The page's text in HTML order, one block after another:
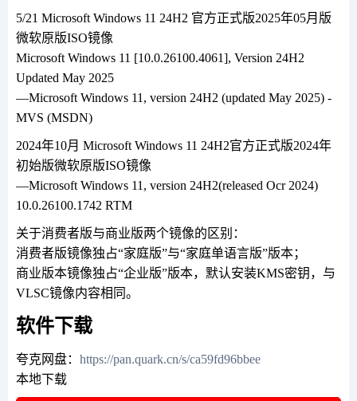
5/21 Microsoft Windows 11 24H2 官方正式版2025年05月版
微软原版ISO镜像
Microsoft Windows 11 [10.0.26100.4061], Version 24H2
Updated May 2025
—Microsoft Windows 11, version 24H2 (updated May 2025) -
MVS (MSDN)
2024年10月 Microsoft Windows 11 24H2官方正式版2024年
初始版微软原版ISO镜像
—Microsoft Windows 11, version 24H2(released Ocr 2024)
10.0.26100.1742 RTM
关于消费者版与商业版两个镜像的区别：
消费者版镜像独占“家庭版”与“家庭单语言版”版本；
商业版本镜像独占“企业版”版本，默认安装KMS密钥，与
VLSC镜像内容相同。
软件下载
夸克网盘： https://pan.quark.cn/s/ca59fd96bbee
本地下载